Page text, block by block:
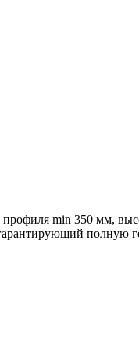
min 350 мм,
полную